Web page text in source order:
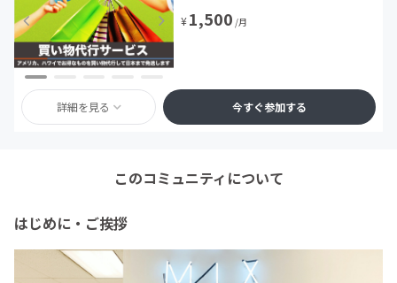
¥1,500 /月
詳細を見る 今すぐ参加する
このコミュニティについて
はじめに・ご挨拶